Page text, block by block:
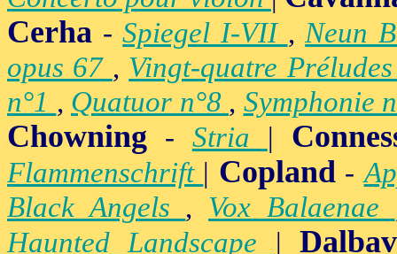
Cerha -Spiegel I-VII ,Neun
opus 67 , Vingt-quatre
n°1 , Quatuor n°8 , Symphonie
Chowning - Stria |
Flammenschrift | Copland-
Black Angels , Vox Balaenae
Haunted Landscape |